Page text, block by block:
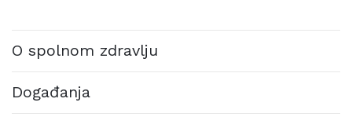
O spolnom zdravlju
Događanja